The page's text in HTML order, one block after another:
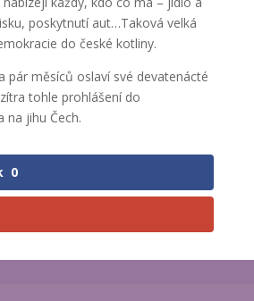
poskytnutí aut…Taková velká
do české kotliny.
pár měsíců oslaví své devatenácté
tohle prohlášení do
na jihu Čech.
0